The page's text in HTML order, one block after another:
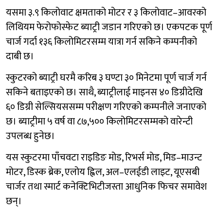
यसमा ३.९ किलोवाट क्षमताको मोटर र ३ किलोवाट–आवरको
लिथियम फेरोफोस्फेट ब्याट्री जडान गरिएको छ। एकपटक पूर्ण
चार्ज गर्दा १३६ किलोमिटरसम्म यात्रा गर्न सकिने कम्पनीको
दाबी छ।
स्कुटरको ब्याट्री घरमै करिब ३ घण्टा ३० मिनेटमा पूर्ण चार्ज गर्न
सकिने बताइएको छ। साथै, ब्याट्रीलाई माइनस ४० डिग्रीदेखि
६० डिग्री सेल्सियससम्म परीक्षण गरिएको कम्पनीले जनाएको
छ। ब्याट्रीमा ५ वर्ष वा ८७,५०० किलोमिटरसम्मको वारेन्टी
उपलब्ध हुनेछ।
यस स्कुटरमा पाँचवटा राइडिङ मोड, रिभर्स मोड, मिड–माउन्ट
मोटर, डिस्क ब्रेक, एलोय ह्विल, अल–एलईडी लाइट, यूएसबी
चार्जर तथा स्मार्ट कनेक्टिभिटीजस्ता आधुनिक फिचर समावेश
छन्।